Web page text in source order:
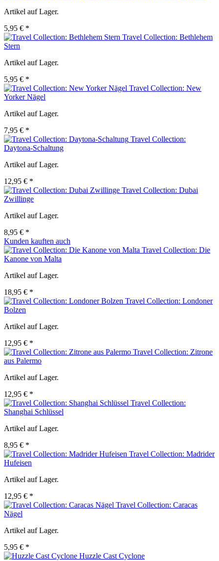
Artikel auf Lager.
5,95 € *
Travel Collection: Bethlehem
Stern
Artikel auf Lager.
5,95 € *
Travel Collection: New
Yorker Nägel
Artikel auf Lager.
7,95 € *
Travel Collection:
Daytona-Schaltung
Artikel auf Lager.
12,95 € *
Travel Collection: Dubai
Zwillinge
Artikel auf Lager.
8,95 € *
Kunden kauften auch
Travel Collection: Die
Kanone von Malta
Artikel auf Lager.
18,95 € *
Travel Collection: Londoner
Bolzen
Artikel auf Lager.
12,95 € *
Travel Collection: Zitrone
aus Palermo
Artikel auf Lager.
12,95 € *
Travel Collection:
Shanghai Schlüssel
Artikel auf Lager.
8,95 € *
Travel Collection: Madrider
Hufeisen
Artikel auf Lager.
12,95 € *
Travel Collection: Caracas
Nägel
Artikel auf Lager.
5,95 € *
Huzzle Cast Cyclone